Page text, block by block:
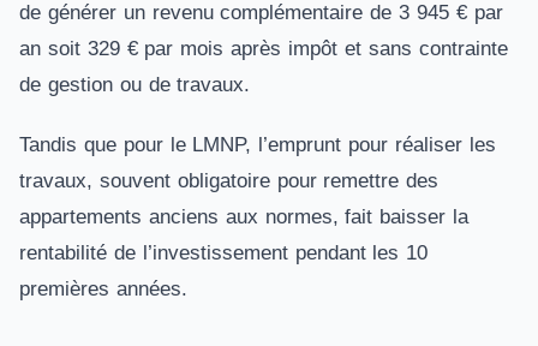
de générer un revenu complémentaire de3 945 € par
an soit 329 € par mois après impôt et sans contrainte
de gestion ou de travaux.
Tandis que pour le LMNP, l’emprunt pour réaliser les
travaux, souvent obligatoire pour remettre des
appartements anciens aux normes, fait baisser la
rentabilité de l’investissement pendant les 10
premières années.